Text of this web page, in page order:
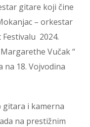
gitare koji čine
– orkestar
2024.
Vučak “
na 18. Vojvodina
gitara i kamerna
na prestižnim